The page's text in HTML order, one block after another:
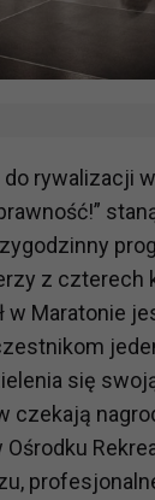
do rywalizacji
z czterech
w Maratonie
się
czekają